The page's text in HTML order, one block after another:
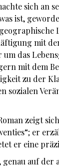
sich an
ist,
mit
das
mit dem
zu der
sozialen
zeigt
er
er eine
auf